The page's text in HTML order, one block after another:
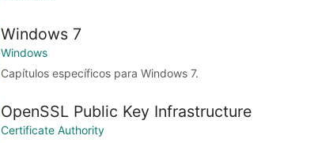
Windows 7
Windows
Capítulos específicos para Windows 7.
OpenSSL Public Key Infrastructure
Certificate Authority